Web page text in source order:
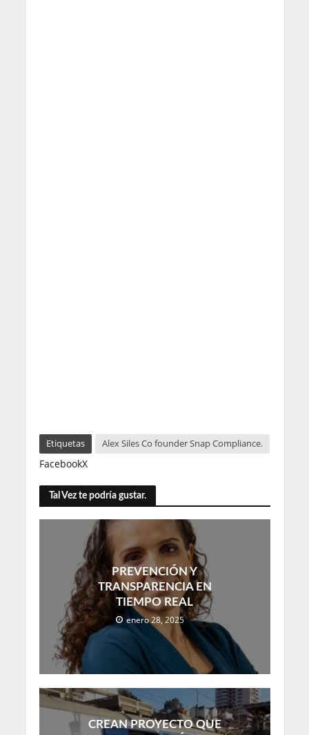
Etiquetas Alex Siles Co founder Snap Compliance.
FacebookX
Tal Vez te podría gustar.
PREVENCIÓN Y
TRANSPARENCIA EN
TIEMPO REAL
enero 28, 2025
CREAN PROYECTO QUE